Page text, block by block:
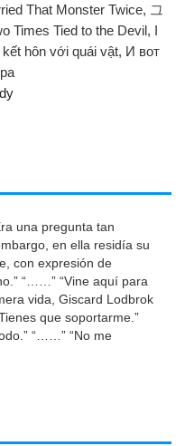
That Monster Twice, 그
Times Tied to the Devil, I
hôn với quái vật, И вот
una pregunta tan
en ella residía su
con expresión de
“……” “Vine aquí para
vida, Giscard Lodbrok
que soportarme.”
“……” “No me